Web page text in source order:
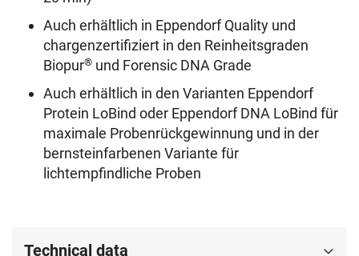
Auch erhältlich in Eppendorf Quality und
chargenzertifiziert in den Reinheitsgraden
Biopur® und Forensic DNA Grade
Auch erhältlich in den Varianten Eppendorf
Protein LoBind oder Eppendorf DNA LoBind für
maximale Probenrückgewinnung und in der
bernsteinfarbenen Variante für
lichtempfindliche Proben
Technical data